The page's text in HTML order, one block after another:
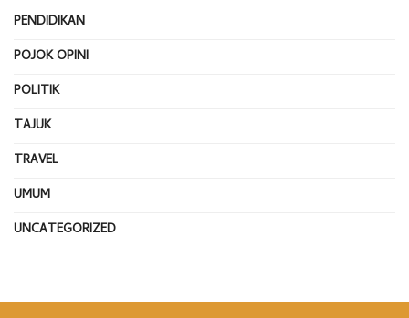
PENDIDIKAN
POJOK OPINI
POLITIK
TAJUK
TRAVEL
UMUM
UNCATEGORIZED